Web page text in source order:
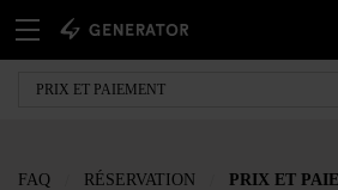
FAQ RÉSERVATION PRIX ET